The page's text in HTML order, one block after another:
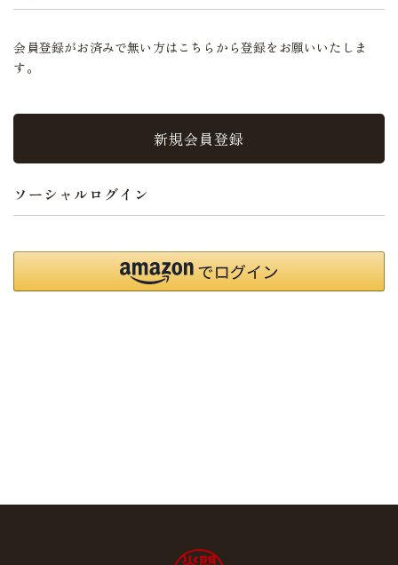
会員登録がお済みで無い方はこちらから登録をお願いいたしま
す。
新規会員登録
ソーシャルログイン